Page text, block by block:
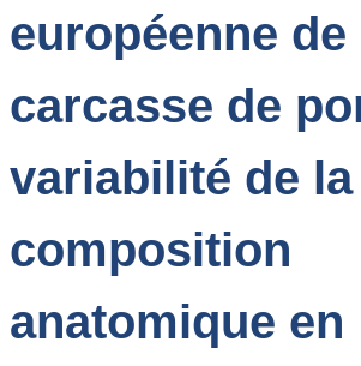
européenne de
carcasse de
variabilité de la
composition
anatomique en